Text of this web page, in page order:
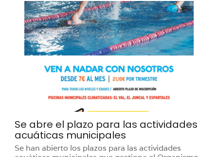
Se abre el plazo para las actividades
acuáticas municipales
Se han abierto los plazos para las actividades